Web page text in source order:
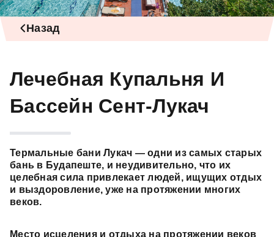
Назад
Лечебная Купальня И
Бассейн Сент-Лукач
Термальные бани Лукач — одни из самых старых
бань в Будапеште, и неудивительно, что их
целебная сила привлекает людей, ищущих отдых
и выздоровление, уже на протяжении многих
веков.
Место исцеления и отдыха на протяжении веков